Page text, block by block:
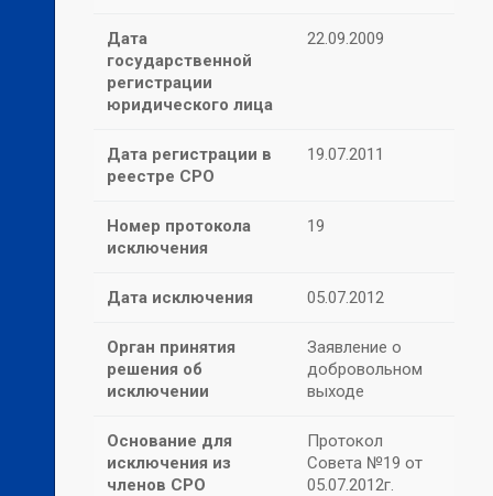
Дата
государственной
регистрации
юридического лица
22.09.2009
Дата регистрации в
реестре СРО
19.07.2011
Номер протокола
исключения
19
Дата исключения 05.07.2012
Орган принятия
решения об
исключении
Заявление о
добровольном
выходе
Основание для
исключения из
членов СРО
Протокол
Совета №19 от
05.07.2012г.